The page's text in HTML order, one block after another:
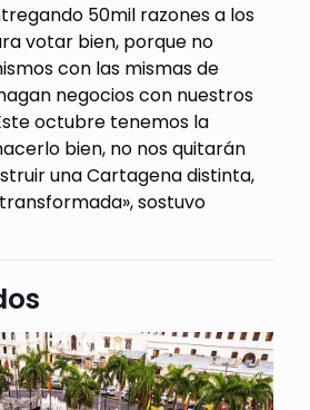
50mil razones a los
votar bien, porque no
con las mismas de
negocios con nuestros
octubre tenemos la
bien, no nos quitarán
una Cartagena distinta,
sostuvo